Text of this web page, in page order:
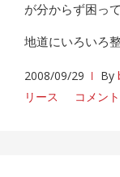
が分からず困っ
地道にいろいろ
2008/09/29 By
リース
コメン